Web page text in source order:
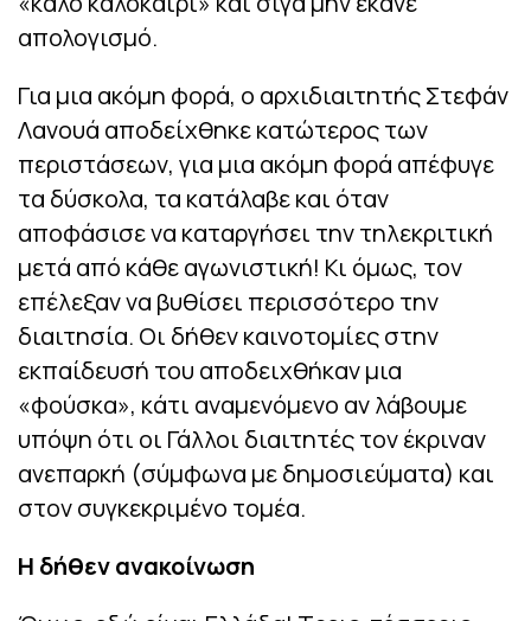
απολογισμό.
Για μια ακόμη φορά, ο αρχιδιαιτητής Στεφάν
Λανουά αποδείχθηκε κατώτερος των
περιστάσεων, για μια ακόμη φορά απέφυγε
τα δύσκολα, τα κατάλαβε και όταν
αποφάσισε να καταργήσει την τηλεκριτική
μετά από κάθε αγωνιστική! Κι όμως, τον
επέλεξαν να βυθίσει περισσότερο την
διαιτησία. Οι δήθεν καινοτομίες στην
εκπαίδευσή του αποδειχθήκαν μια
«φούσκα», κάτι αναμενόμενο αν λάβουμε
υπόψη ότι οι Γάλλοι διαιτητές τον έκριναν
ανεπαρκή (σύμφωνα με δημοσιεύματα) και
στον συγκεκριμένο τομέα.
Η δήθεν ανακοίνωση